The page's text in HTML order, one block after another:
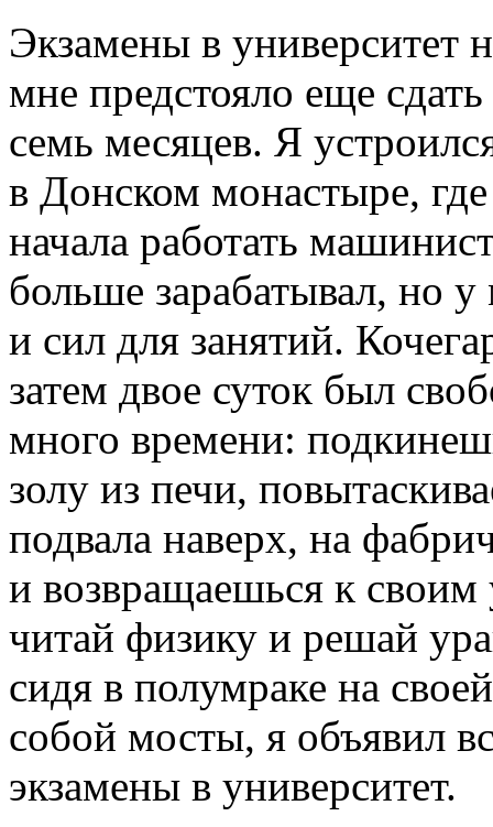
Экзамены в университет
мне предстояло еще
семь месяцев. Я
в Донском монастыре,
начала работать
больше зарабатывал, но
и сил для занятий.
затем двое суток был
много времени:
золу из печи,
подвала наверх, на
и возвращаешься к
читай физику и решай
сидя в полумраке на
собой мосты, я объявил
экзамены в университет.